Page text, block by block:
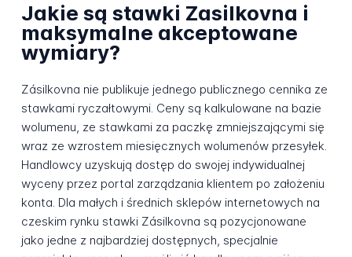
Jakie są stawki Zasilkovna i
maksymalne akceptowane
wymiary?
Zásilkovna nie publikuje jednego publicznego cennika ze
stawkami ryczałtowymi. Ceny są kalkulowane na bazie
wolumenu, ze stawkami za paczkę zmniejszającymi się
wraz ze wzrostem miesięcznych wolumenów przesyłek.
Handlowcy uzyskują dostęp do swojej indywidualnej
wyceny przez portal zarządzania klientem po założeniu
konta. Dla małych i średnich sklepów internetowych na
czeskim rynku stawki Zásilkovna są pozycjonowane
jako jedne z najbardziej dostępnych, specjalnie